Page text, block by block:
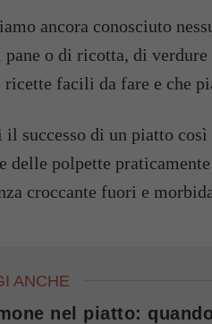
ancora conosciuto
pane o di ricotta, di
ricette facili da fare e che
successo di un piatto
delle polpette
croccante fuori e
ANCHE
nel piatto: